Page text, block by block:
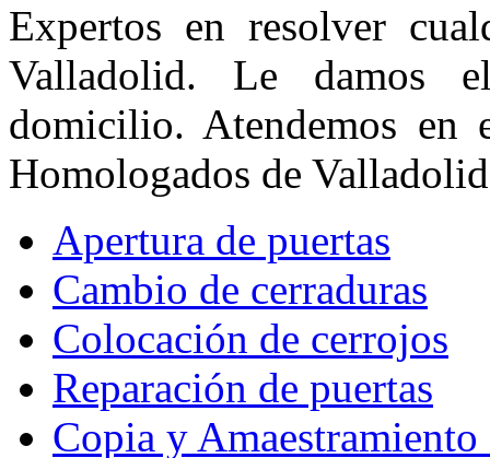
Expertos en resolver
Valladolid. Le damos
domicilio. Atendemos en
Homologados de Valladolid
Apertura de puertas
Cambio de cerraduras
Colocación de cerrojos
Reparación de puertas
Copia y Amaestramiento